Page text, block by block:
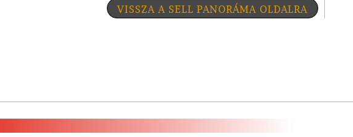
VISSZA A SELL PANORÁMA OLDALRA